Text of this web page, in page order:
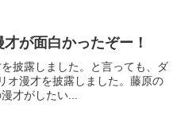
が面白かったぞー！
披露しました。と言っても、ダ
オ漫才を披露しました。藤原の
才がしたい...